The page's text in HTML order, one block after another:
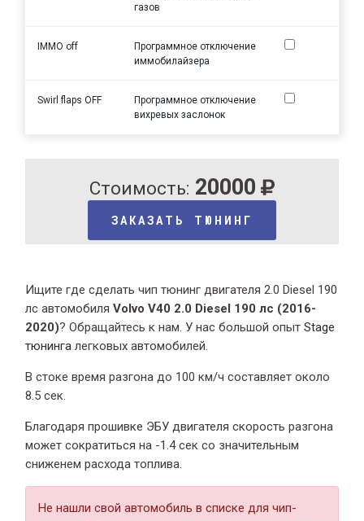
газов
IMMO off
Программное отключение
иммобилайзера
Swirl flaps OFF
Программное отключение
вихревых заслонок
Стоимость: 20000
ЗАКАЗАТЬ ТЮНИНГ
Ищите где сделать чип тюнинг двигателя 2.0 Diesel 190
лс автомобиляVolvo V40 2.0 Diesel 190 лс (2016-
2020)? Обращайтесь к нам. У нас большой опытStage
тюнинга легковых автомобилей.
В стоке время разгонадо 100 км/ч составляет около
8.5 сек.
Благодаря прошивке ЭБУ двигателя скорость разгона
может сократиться на -1.4 сек со значительным
сниженем расхода топлива.
Не нашли свой автомобиль в списке для чип-